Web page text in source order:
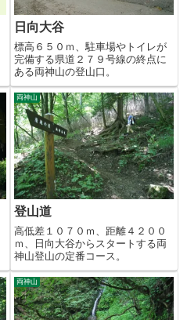
日向大谷
標高６５０ｍ、駐車場やトイレが
完備する県道２７９号線の終点に
ある両神山の登山口。
両神山
登山道
高低差１０７０ｍ、距離４２００
ｍ、日向大谷からスタートする両
神山登山の定番コース。
両神山